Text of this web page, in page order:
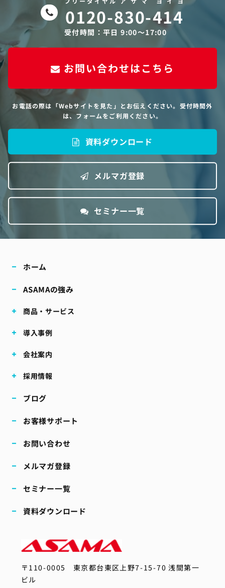
0120-830-414
受付時間：平日 9:00〜17:00
お問い合わせはこちら
お電話の際は「Webサイトを見た」とお伝えください。受付時間外
は、フォームをご利用ください。
資料ダウンロード
メルマガ登録
セミナー一覧
ホーム
ASAMAの強み
商品・サービス
導入事例
会社案内
採用情報
ブログ
お客様サポート
お問い合わせ
メルマガ登録
セミナー一覧
資料ダウンロード
〒110-0005 東京都台東区上野7-15-70 浅間第一
ビル